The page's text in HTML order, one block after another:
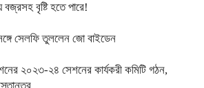
বজ্রসহ বৃষ্টি হতে পারে!
সেলফি তুললেন জো বাইডেন
২০২৩-২৪ সেশনের কার্যকরী কমিটি গঠন,